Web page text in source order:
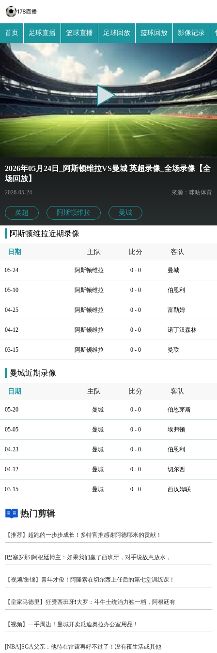
首页 足球直播 篮球直播 足球回放 篮球回放 影像记录
2026年05月24日_阿斯顿维拉VS曼城 英超录像_全场录像【全
场回放】
2026-05-24 來源：咪咕体育
英超 阿斯顿维拉 曼城
阿斯顿维拉近期录像
日期 主队 比分 客队
05-24 阿斯顿维拉 0 - 0 曼城
05-10 阿斯顿维拉 0 - 0 伯恩利
04-25 阿斯顿维拉 0 - 0 富勒姆
04-12 阿斯顿维拉 0 - 0 诺丁汉森林
03-15 阿斯顿维拉 0 - 0 曼联
曼城近期录像
日期 主队 比分 客队
05-20 曼城 0 - 0 伯恩茅斯
05-05 曼城 0 - 0 埃弗顿
04-23 曼城 0 - 0 伯恩利
04-12 曼城 0 - 0 切尔西
03-15 曼城 0 - 0 西汉姆联
热门剪辑
【推荐】超跑的一步步成长！多特官推感谢阿德耶米的贡献！
[巴塞罗那]阿根廷博主：如果我们赢了西班牙，对手说故意放水，
【视频/集锦】青年才俊！阿隆索在切尔西上任后的第七堂训练课！
【皇家马德里】狂赞西班牙❗大罗：斗牛士统治力独一档，阿根廷有
【视频】一手周边！曼城开卖瓜迪奥拉办公室用品！
[NBA]SGA父亲：他待在雷霆再好不过了！没有夜生活或其他